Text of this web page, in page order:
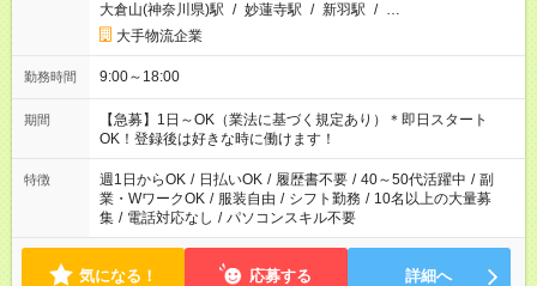
大倉山(神奈川県)駅 / 妙蓮寺駅 / 新羽駅 / …
大手物流企業
勤務時間 9:00～18:00
期間
【急募】1日～OK（業法に基づく規定あり）＊即日スタート
OK！登録後は好きな時に働けます！
特徴 週1日からOK / 日払いOK / 履歴書不要 / 40～50代活躍中 / 副
業・WワークOK / 服装自由 / シフト勤務 / 10名以上の大量募
集 / 電話対応なし / パソコンスキル不要
気になる！ 応募する 詳細へ